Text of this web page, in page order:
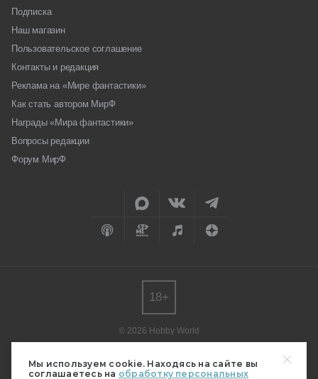
Мы используем cookie. Находясь на сайте вы
соглашаетесь на обработку персональных
Подписка
Наш магазин
Пользовательское соглашение
Контакты и редакция
Реклама на «Мире фантастики»
Как стать автором МирФ
Награды «Мира фантастики»
Вопросы редакции
Форум МирФ
© 2026 Hobby World
редакции.
Мнение авторов может не совпадать с мнением редакции.
18+